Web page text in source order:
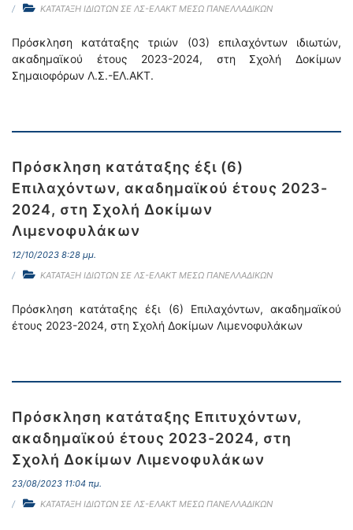
ΚΑΤΑΤΑΞΗ ΙΔΙΩΤΩΝ ΣΕ ΛΣ-ΕΛΑΚΤ ΜΕΣΩ ΠΑΝΕΛΛΑΔΙΚΩΝ
Πρόσκληση κατάταξης τριών (03) επιλαχόντων ιδιωτών,
ακαδημαϊκού έτους 2023-2024, στη Σχολή Δοκίμων
Σημαιοφόρων Λ.Σ.-ΕΛ.ΑΚΤ.
Πρόσκληση κατάταξης έξι (6)
Επιλαχόντων, ακαδημαϊκού έτους 2023-
2024, στη Σχολή Δοκίμων
Λιμενοφυλάκων
12/10/2023 8:28 μμ.
ΚΑΤΑΤΑΞΗ ΙΔΙΩΤΩΝ ΣΕ ΛΣ-ΕΛΑΚΤ ΜΕΣΩ ΠΑΝΕΛΛΑΔΙΚΩΝ
Πρόσκληση κατάταξης έξι (6) Επιλαχόντων, ακαδημαϊκού
έτους 2023-2024, στη Σχολή Δοκίμων Λιμενοφυλάκων
Πρόσκληση κατάταξης Επιτυχόντων,
ακαδημαϊκού έτους 2023-2024, στη
Σχολή Δοκίμων Λιμενοφυλάκων
23/08/2023 11:04 πμ.
ΚΑΤΑΤΑΞΗ ΙΔΙΩΤΩΝ ΣΕ ΛΣ-ΕΛΑΚΤ ΜΕΣΩ ΠΑΝΕΛΛΑΔΙΚΩΝ